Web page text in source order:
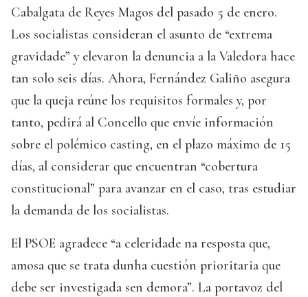
Cabalgata de Reyes Magos del pasado 5 de enero.
Los socialistas consideran el asunto de “extrema
gravidade” y elevaron la denuncia a la Valedora hace
tan solo seis días. Ahora, Fernández Galiño asegura
que la queja reúne los requisitos formales y, por
tanto, pedirá al Concello que envíe información
sobre el polémico casting, en el plazo máximo de 15
días, al considerar que encuentran “cobertura
constitucional” para avanzar en el caso, tras estudiar
la demanda de los socialistas.
El PSOE agradece “a celeridade na resposta que,
amosa que se trata dunha cuestión prioritaria que
debe ser investigada sen demora”. La portavoz del